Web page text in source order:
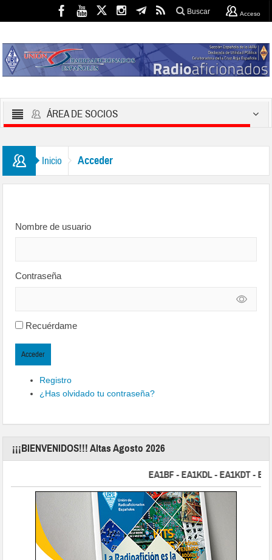
Buscar Acceso
ÁREA DE SOCIOS
Inicio Acceder
Nombre de usuario
Contraseña
Recuérdame
Acceder
Registro
¿Has olvidado tu contraseña?
¡¡¡BIENVENIDOS!!! Altas Agosto 2026
EA1BF - EA1KDL - EA1KDT -